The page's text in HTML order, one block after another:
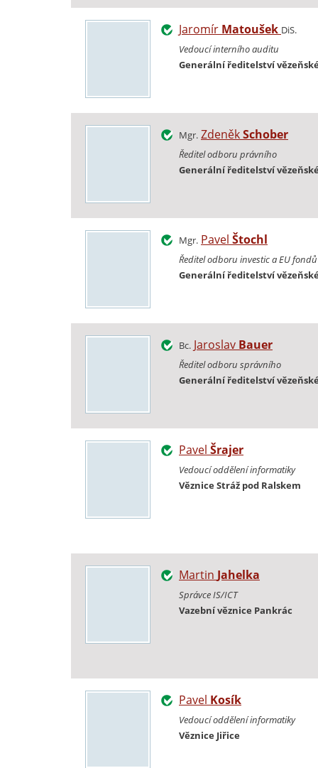
Jaromír Matoušek DiS.
Vedoucí interního auditu
Generální ředitelství
Mgr. ZdeněkSchober
Ředitel odboru právního
Generální ředitelství
Mgr. Pavel Štochl
Ředitel odboru investic a EU fondů
Generální ředitelství
Bc. Jaroslav Bauer
Ředitel odboru správního
Generální ředitelství
Pavel Šrajer
Vedoucí oddělení informatiky
Věznice Stráž pod Ralskem
Martin Jahelka
Správce IS/ICT
Vazební věznice Pankrác
Pavel Kosík
Vedoucí oddělení informatiky
Věznice Jiřice